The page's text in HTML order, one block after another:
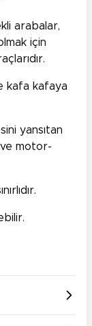
arabalar,
için
kafa kafaya
yansıtan
motor-